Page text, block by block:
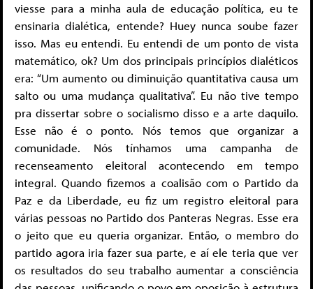
viesse para a minha aula de educação política, eu te
ensinaria dialética, entende? Huey nunca soube fazer
isso. Mas eu entendi. Eu entendi de um ponto de vista
matemático, ok? Um dos principais princípios dialéticos
era: “Um aumento ou diminuição quantitativa causa um
salto ou uma mudança qualitativa”. Eu não tive tempo
pra dissertar sobre o socialismo disso e a arte daquilo.
Esse não é o ponto. Nós temos que organizar a
comunidade. Nós tínhamos uma campanha de
recenseamento eleitoral acontecendo em tempo
integral. Quando fizemos a coalisão com o Partido da
Paz e da Liberdade, eu fiz um registro eleitoral para
várias pessoas no Partido dos Panteras Negras. Esse era
o jeito que eu queria organizar. Então, o membro do
partido agora iria fazer sua parte, e aí ele teria que ver
os resultados do seu trabalho aumentar a consciência